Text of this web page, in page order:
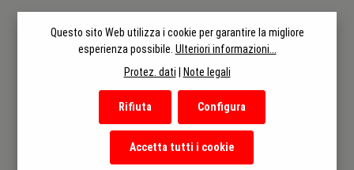
Categorie
Termini e condizioni
Informativa sulla privacy
Questo sito Web utilizza i cookie per garantire la migliore
esperienza possibile. Ulteriori informazioni...
Protez. dati
Note legali
Rifiuta Configura
Accetta tutti i cookie